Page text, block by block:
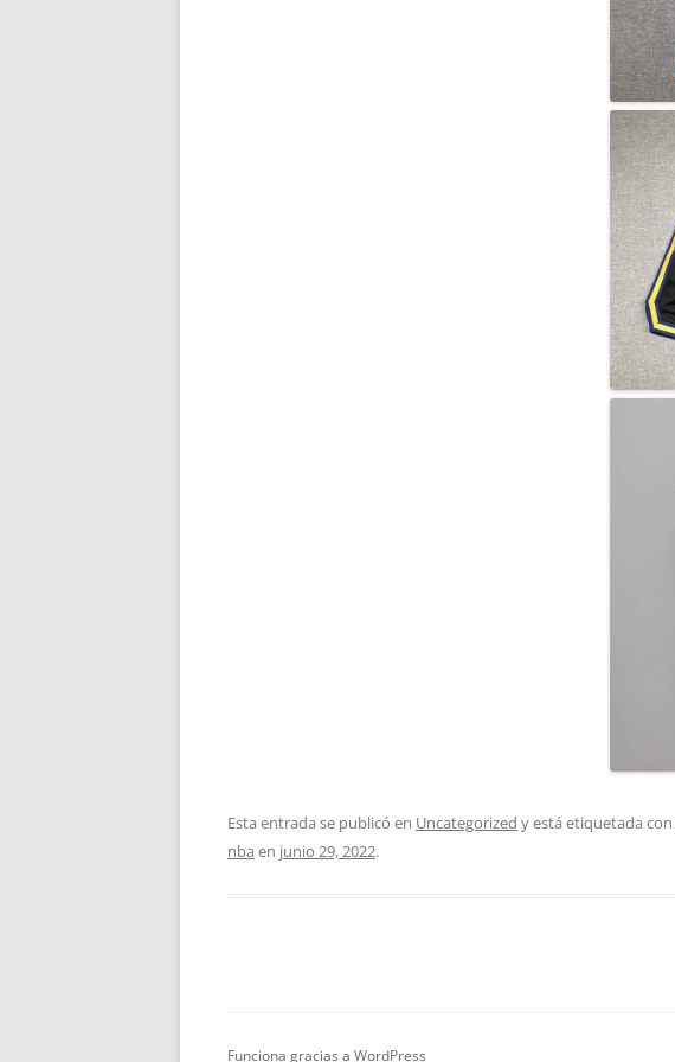
Esta entrada se publicó en Uncategorized y está etiquetada con
nba en junio 29, 2022.
Funciona gracias a WordPress